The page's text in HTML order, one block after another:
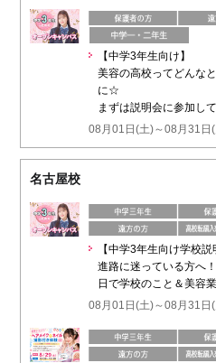
【中学3年生向け】
美容の高校ってどんな
に☆
まずは説明会に参加し
08月01日(土)～08月31日
名古屋校
【中学3年生向け学校説
進路に迷っている方へ
日で学校のこと＆美容
08月01日(土)～08月31日